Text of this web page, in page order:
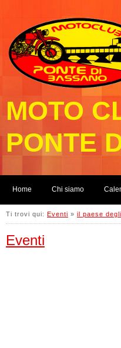
MOTO
PONTE
Home Chi siamo
Ti trovi qui: Eventi » il paese
Eventi